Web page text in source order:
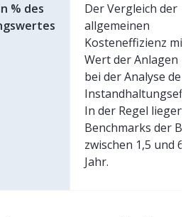
% des
Der Vergleich der
allgemeinen
Kosteneffizienz mit
Wert der Anlagen
bei der Analyse der
In der Regel liegen
Benchmarks der
zwischen 1,5 und 6
Jahr.